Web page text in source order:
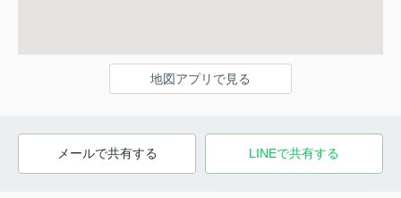
地図アプリで見る
メールで共有する LINEで共有する